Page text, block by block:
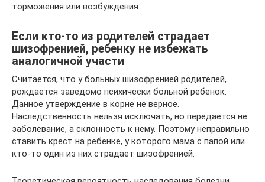
торможения или возбуждения.
Если кто-то из родителей страдает
шизофренией, ребенку не избежать
аналогичной участи
Считается, что у больных шизофренией родителей,
рождается заведомо психически больной ребенок.
Данное утверждение в корне не верное.
Наследственность нельзя исключать, но передается не
заболевание, а склонность к нему. Поэтому неправильно
ставить крест на ребенке, у которого мама с папой или
кто-то один из них страдает шизофренией.